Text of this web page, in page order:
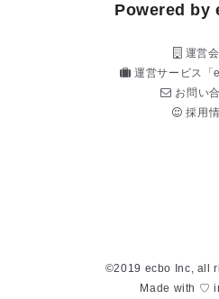
Powered by
運営
運営サービス「
お問い
採用
©2019 ecbo Inc, all
Made with ♡